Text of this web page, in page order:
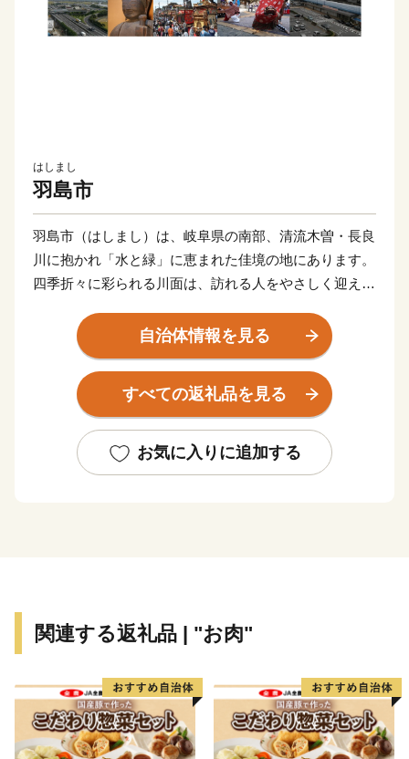
はしまし
羽島市
羽島市（はしまし）は、岐阜県の南部、清流木曽・長良
川に抱かれ「水と緑」に恵まれた佳境の地にあります。
四季折々に彩られる川面は、訪れる人をやさしく迎えて
東海道新幹線岐阜羽島駅、名神高速道路岐阜羽島インタ
ーチェンジを併せ持つ「岐阜県の表玄関」羽島市は、こ
のような自然豊かな地で、交通の要衝としても大きく発
展しています。
く、注目される都市の一つとして数えられています。
自治体情報を見る
すべての返礼品を見る
お気に入りに追加する
関連する返礼品 | "お肉"